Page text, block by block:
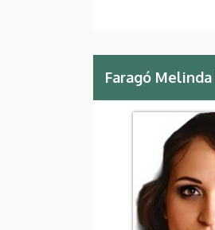
Faragó Melinda